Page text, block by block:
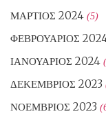
ΜΆΡΤΙΟΣ 2024 (5)
ΦΕΒΡΟΥΆΡΙΟΣ
ΙΑΝΟΥΆΡΙΟΣ 2024
ΔΕΚΈΜΒΡΙΟΣ 2023
ΝΟΈΜΒΡΙΟΣ 2023